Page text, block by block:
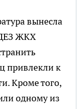
вынесла
ЖКХ
привлекли к
Кроме того,
одному из